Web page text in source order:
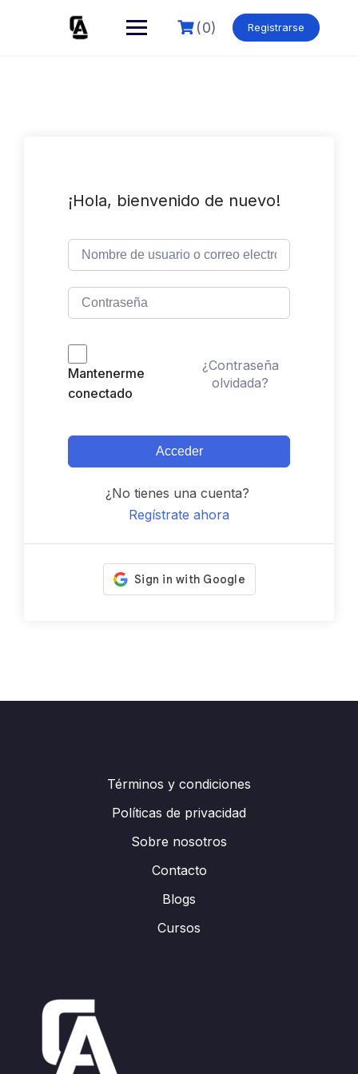
(0) Registrarse
¡Hola, bienvenido de nuevo!
Mantenerme
conectado
¿Contraseña
olvidada?
Acceder
¿No tienes una cuenta?
Regístrate ahora
Términos y condiciones
Políticas de privacidad
Sobre nosotros
Contacto
Blogs
Cursos